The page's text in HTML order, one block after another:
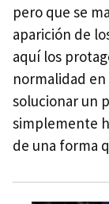
pero que se
aparición de
aquí los
normalidad
solucionar un
simplemente
de una forma